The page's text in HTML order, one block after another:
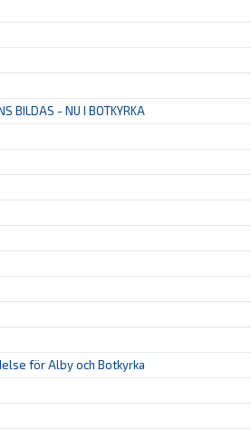
BILDAS - NU I BOTKYRKA
för Alby och Botkyrka